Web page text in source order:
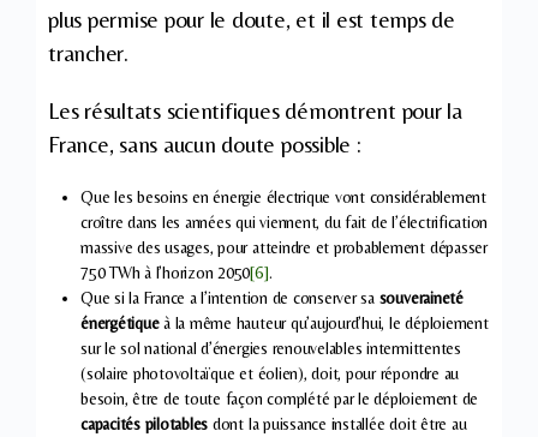
plus permise pour le doute, et il est temps de
trancher.
Les résultats scientifiques démontrent pour la
France, sans aucun doute possible :
Que les besoins en énergie électrique vont considérablement
croître dans les années qui viennent, du fait de l’électrification
massive des usages, pour atteindre et probablement dépasser
750 TWh à l’horizon 2050[6].
Que si la France a l’intention de conserver sa souveraineté
énergétiqueà la même hauteur qu’aujourd’hui, le déploiement
sur le sol national d’énergies renouvelables intermittentes
(solaire photovoltaïque et éolien), doit, pour répondre au
besoin, être de toute façon complété par le déploiement de
capacités pilotables dont la puissance installée doit être au